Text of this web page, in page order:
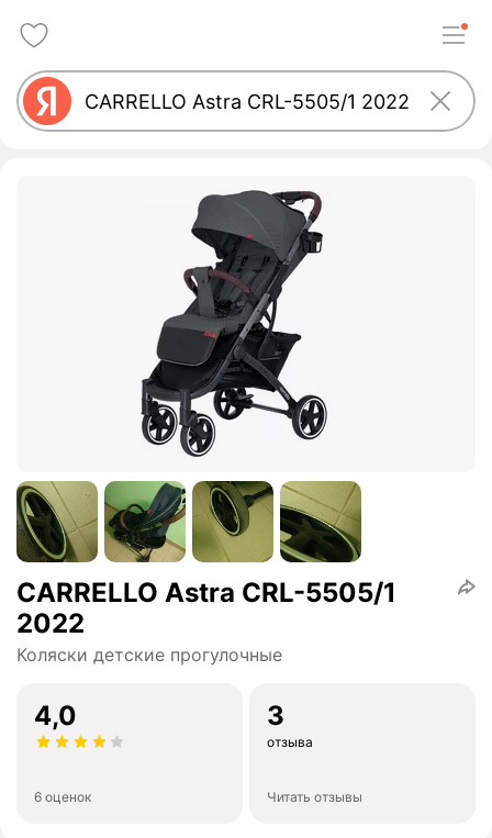
CARRELLO Astra CRL-5505/1
2022
Коляски детские прогулочные
4,0
6 оценок
3
отзыва
Читать отзывы